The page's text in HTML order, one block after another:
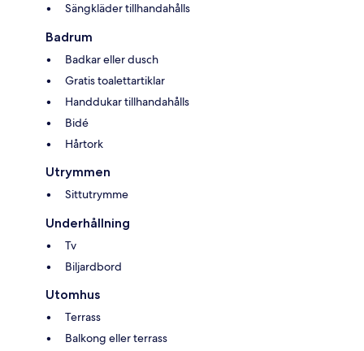
Sängkläder tillhandahålls
Badrum
Badkar eller dusch
Gratis toalettartiklar
Handdukar tillhandahålls
Bidé
Hårtork
Utrymmen
Sittutrymme
Underhållning
Tv
Biljardbord
Utomhus
Terrass
Balkong eller terrass